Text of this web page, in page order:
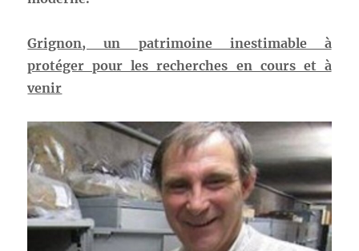
Grignon, un patrimoine inestimable à
protéger pour les recherches en cours et à
venir